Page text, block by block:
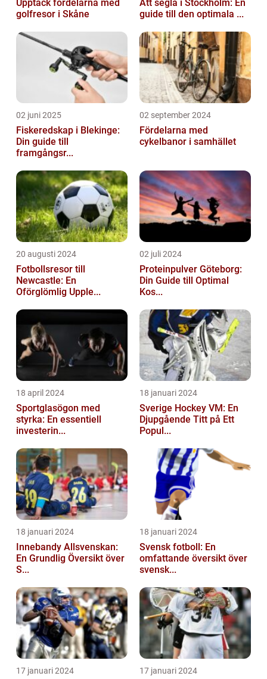
Upptäck fördelarna med
golfresor i Skåne
Att segla i Stockholm: En
guide till den optimala ...
02 juni 2025
Fiskeredskap i Blekinge:
Din guide till
framgångsr...
02 september 2024
Fördelarna med
cykelbanor i samhället
20 augusti 2024
Fotbollsresor till
Newcastle: En
Oförglömlig Upple...
02 juli 2024
Proteinpulver Göteborg:
Din Guide till Optimal
Kos...
18 april 2024
Sportglasögon med
styrka: En essentiell
investerin...
18 januari 2024
Sverige Hockey VM: En
Djupgående Titt på Ett
Popul...
18 januari 2024
Innebandy Allsvenskan:
En Grundlig Översikt över
S...
18 januari 2024
Svensk fotboll: En
omfattande översikt över
svensk...
17 januari 2024 17 januari 2024